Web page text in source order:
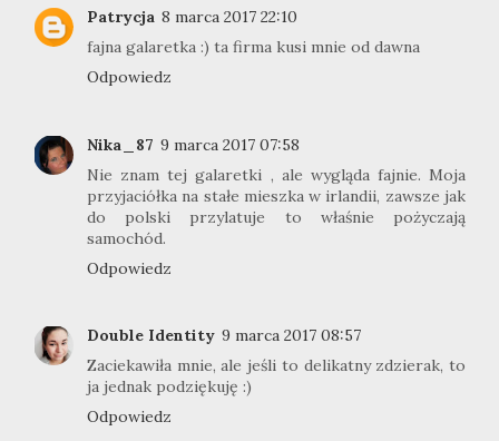
Patrycja 8 marca 2017 22:10
fajna galaretka :) ta firma kusi mnie od dawna
Odpowiedz
Nika_87 9 marca 2017 07:58
Nie znam tej galaretki , ale wygląda fajnie. Moja
przyjaciółka na stałe mieszka w irlandii, zawsze jak
do polski przylatuje to właśnie pożyczają
samochód.
Odpowiedz
Double Identity 9 marca 2017 08:57
Zaciekawiła mnie, ale jeśli to delikatny zdzierak, to
ja jednak podziękuję :)
Odpowiedz